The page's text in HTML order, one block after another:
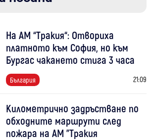
На АМ “Тракия“: Отвориха
платното към София, но към
Бургас чакането стига 3 часа
България 21:09
Километрично задръстване по
обходните маршрути след
пожара на АМ "Тракия